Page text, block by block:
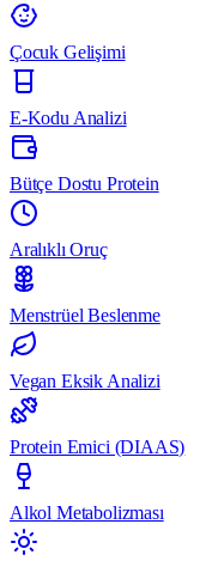
Çocuk Gelişimi
E-Kodu Analizi
Bütçe Dostu Protein
Aralıklı Oruç
Menstrüel Beslenme
Vegan Eksik Analizi
Protein Emici (DIAAS)
Alkol Metabolizması